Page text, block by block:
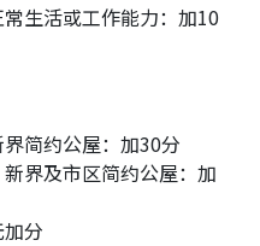
生活或工作能力：加10
简约公屋：加30分
界及市区简约公屋：加
分